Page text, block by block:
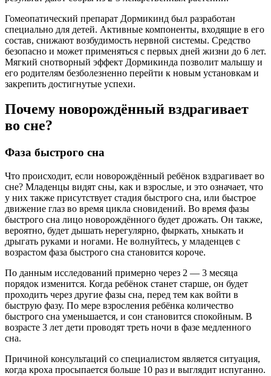
Гомеопатический препарат Дормикинд был разработан
специально для детей. Активные компоненты, входящие в его
состав, снижают возбудимость нервной системы. Средство
безопасно и может применяться с первых дней жизни до 6 лет.
Мягкий снотворный эффект Дормикинда позволит малышу и
его родителям безболезненно перейти к новым установкам и
закрепить достигнутые успехи.
Почему новорождённый вздрагивает
во сне?
Фаза быстрого сна
Что происходит, если новорождённый ребёнок вздрагивает во
сне? Младенцы видят сны, как и взрослые, и это означает, что
у них также присутствует стадия быстрого сна, или быстрое
движение глаз во время цикла сновидений. Во время фазы
быстрого сна лицо новорождённого будет дрожать. Он также,
вероятно, будет дышать нерегулярно, фыркать, хныкать и
дрыгать руками и ногами. Не волнуйтесь, у младенцев с
возрастом фаза быстрого сна становится короче.
По данным исследований примерно через 2 — 3 месяца
порядок изменится. Когда ребёнок станет старше, он будет
проходить через другие фазы сна, перед тем как войти в
быструю фазу. По мере взросления ребёнка количество
быстрого сна уменьшается, и сон становится спокойным. В
возрасте 3 лет дети проводят треть ночи в фазе медленного
сна.
Причиной консультаций со специалистом является ситуация,
когда кроха просыпается больше 10 раз и выглядит испуганно.